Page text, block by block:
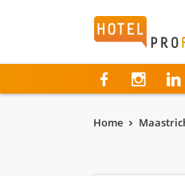
Home